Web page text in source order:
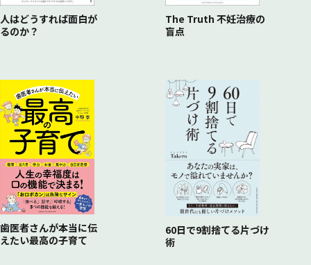
人はどうすれば面白が
るのか？
The Truth 不妊治療の
盲点
歯医者さんが本当に伝
えたい最高の子育て
60日で9割捨てる片づけ
術